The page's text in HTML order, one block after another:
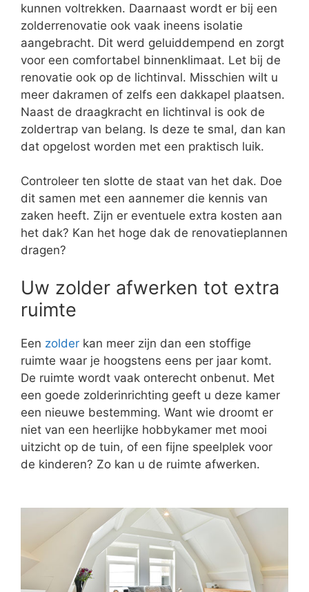
kunnen voltrekken. Daarnaast wordt er bij een
zolderrenovatie ook vaak ineens isolatie
aangebracht. Dit werd geluiddempend en zorgt
voor een comfortabel binnenklimaat. Let bij de
renovatie ook op de lichtinval. Misschien wilt u
meer dakramen of zelfs een dakkapel plaatsen.
Naast de draagkracht en lichtinval is ook de
zoldertrap van belang. Is deze te smal, dan kan
dat opgelost worden met een praktisch luik.
Controleer ten slotte de staat van het dak. Doe
dit samen met een aannemer die kennis van
zaken heeft. Zijn er eventuele extra kosten aan
het dak? Kan het hoge dak de renovatieplannen
dragen?
Uw zolder afwerken tot extra
ruimte
Een zolder kan meer zijn dan een stoffige
ruimte waar je hoogstens eens per jaar komt.
De ruimte wordt vaak onterecht onbenut. Met
een goede zolderinrichting geeft u deze kamer
een nieuwe bestemming. Want wie droomt er
niet van een heerlijke hobbykamer met mooi
uitzicht op de tuin, of een fijne speelplek voor
de kinderen? Zo kan u de ruimte afwerken.